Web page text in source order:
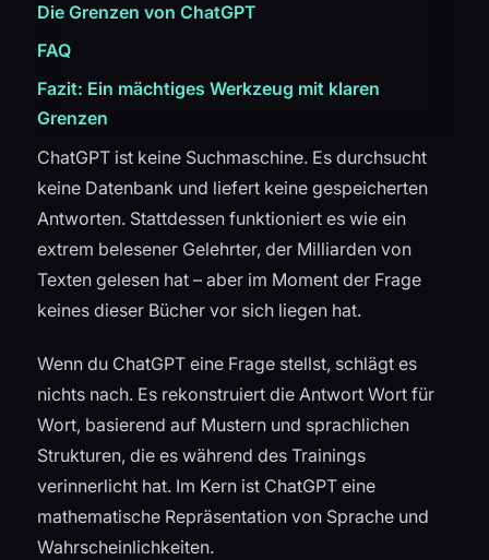
Die Grenzen von ChatGPT
FAQ
Fazit: Ein mächtiges Werkzeug mit klaren
Grenzen
ChatGPT ist keine Suchmaschine. Es durchsucht
keine Datenbank und liefert keine gespeicherten
Antworten. Stattdessen funktioniert es wie ein
extrem belesener Gelehrter, der Milliarden von
Texten gelesen hat – aber im Moment der Frage
keines dieser Bücher vor sich liegen hat.
Wenn du ChatGPT eine Frage stellst, schlägt es
nichts nach. Es rekonstruiert die Antwort Wort für
Wort, basierend auf Mustern und sprachlichen
Strukturen, die es während des Trainings
verinnerlicht hat. Im Kern ist ChatGPT eine
mathematische Repräsentation von Sprache und
Wahrscheinlichkeiten.